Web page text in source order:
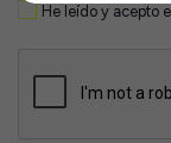
He leído y acepto